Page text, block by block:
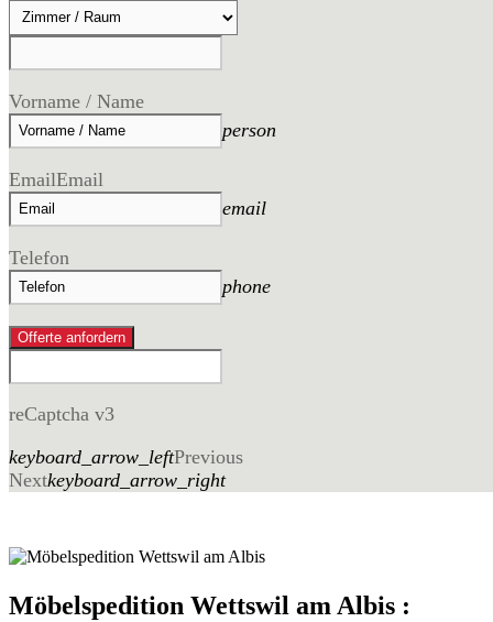
Vorname / Name
person
EmailEmail
email
Telefon
phone
Offerte anfordern
reCaptcha v3
keyboard_arrow_leftPrevious
Nextkeyboard_arrow_right
Möbelspedition Wettswil am Albis :